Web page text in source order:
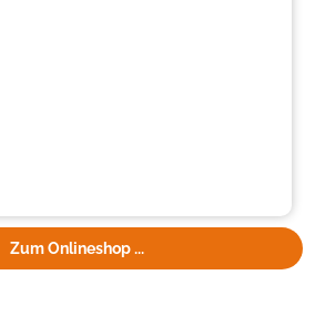
Zum Onlineshop ...